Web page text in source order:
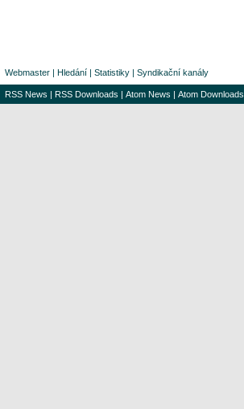
Webmaster | Hledání | Statistiky | Syndikační kanály
RSS News | RSS Downloads | Atom News | Atom Downloads